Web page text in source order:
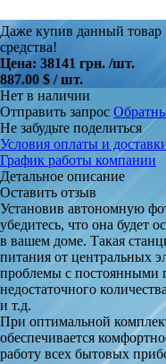
Даже купив данный товар
средства!
Цена: 38141 грн. /шт.
887.00 $ / шт.
Нет в наличии
Отправить запрос
Не забудьте поделиться
Условия оплаты и
График работы компании
Детальное описание
Оставить отзыв
Установив автономную
убедитесь, что она будет
в вашем доме. Такая
питания от центральных
проблемы с постоянными
недостаточного
и т.д.
При оптимальной
обеспечивается
работу всех бытовых